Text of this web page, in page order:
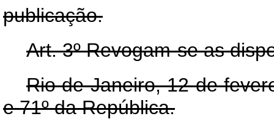
publicação.
Art. 3º Revogam-se as
Rio de Janeiro, 12 de
e 71º da República.